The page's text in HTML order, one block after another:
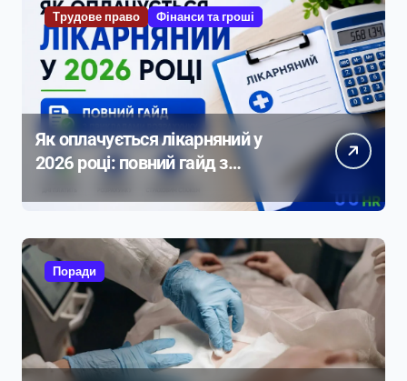
Трудове право Фінанси та гроші
Як оплачується лікарняний у
2026 році: повний гайд з
Поради